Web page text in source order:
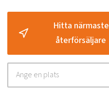
Hitta närmaste
återförsäljare